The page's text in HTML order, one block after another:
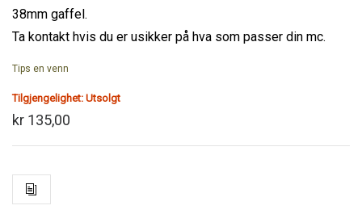
38mm gaffel.
Ta kontakt hvis du er usikker på hva som passer din mc.
Tips en venn
Tilgjengelighet: Utsolgt
kr 135,00